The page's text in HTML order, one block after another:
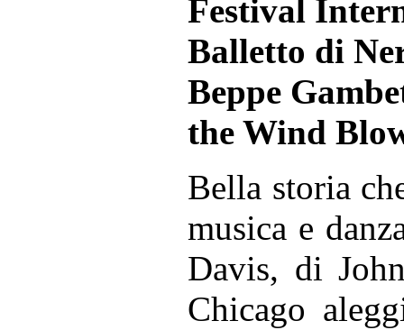
Festival
Balletto di
Beppe
the Wind
Bella storia
musica e
Davis, di
Chicago